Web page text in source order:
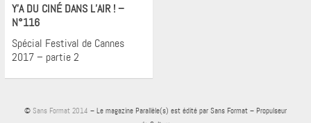
Y’A DU CINÉ DANS L’AIR ! –
N°116
Spécial Festival de Cannes
2017 – partie 2
© Sans Format 2014 – Le magazine Parallèle(s) est édité par Sans Format – Propulseur